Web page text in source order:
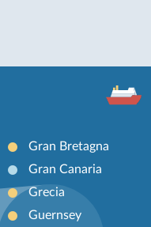
Gran Bretagna
Gran Canaria
Grecia
Guernsey